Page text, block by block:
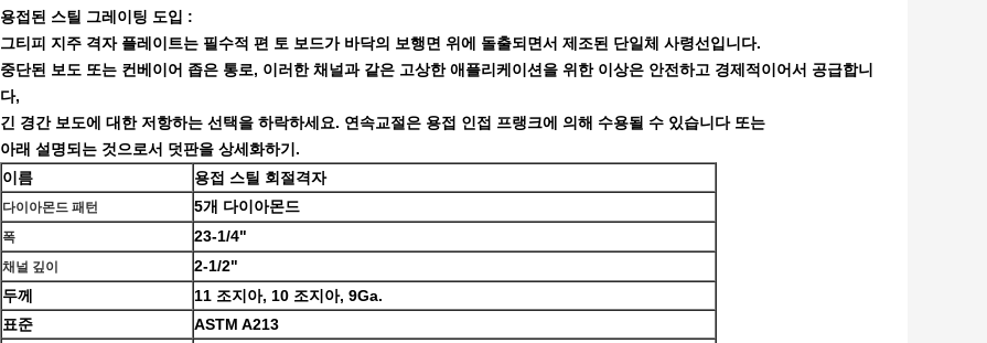
용접된 스틸 그레이팅 도입 :
그티피 지주 격자 플레이트는 필수적 편 토 보드가 바닥의 보행면 위에 돌출되면서 제조된 단일체 사령선입니다.
중단된 보도 또는 컨베이어 좁은 통로, 이러한 채널과 같은 고상한 애플리케이션을 위한 이상은 안전하고 경제적이어서 공급합니
다,
긴 경간 보도에 대한 저항하는 선택을 하락하세요. 연속교절은 용접 인접 프랭크에 의해 수용될 수 있습니다 또는
아래 설명되는 것으로서 덧판을 상세화하기.
이름
용접 스틸 회절격자
다이아몬드 패턴 5개 다이아몬드
폭 23-1/4"
채널 깊이
2-1/2"
두께
11 조지아, 10 조지아, 9Ga.
표준
ASTM A213